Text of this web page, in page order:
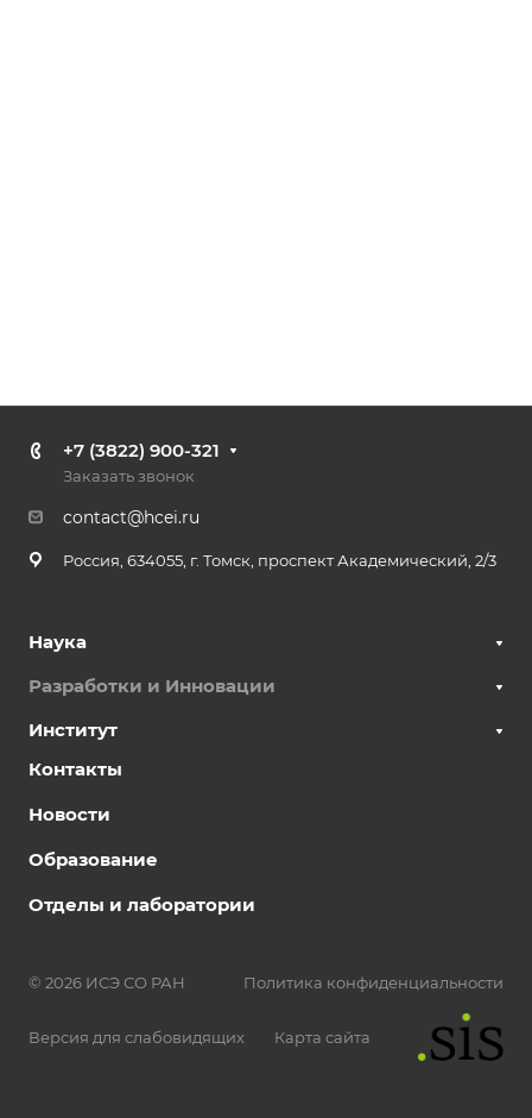
+7 (3822) 900-321
Заказать звонок
contact@hcei.ru
Россия, 634055, г. Томск, проспект Академический, 2/3
Наука
Разработки и Инновации
Институт
Контакты
Новости
Образование
Отделы и лаборатории
© 2026 ИСЭ СО РАН Политика конфиденциальности
Версия для слабовидящих Карта сайта